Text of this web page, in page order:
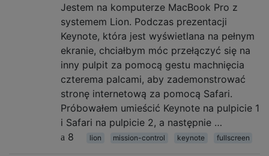
Jestem na komputerze MacBook Pro z
systemem Lion. Podczas prezentacji
Keynote, która jest wyświetlana na pełnym
ekranie, chciałbym móc przełączyć się na
inny pulpit za pomocą gestu machnięcia
czterema palcami, aby zademonstrować
stronę internetową za pomocą Safari.
Próbowałem umieścić Keynote na pulpicie 1
i Safari na pulpicie 2, a następnie …
8
lion mission-control keynote fullscreen